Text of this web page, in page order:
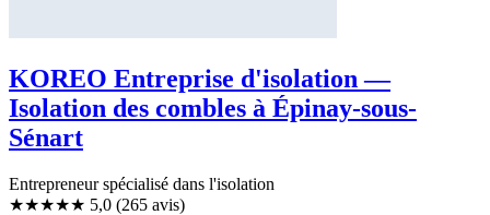
KOREO Entreprise d'isolation —
Isolation des combles à Épinay-sous-
Sénart
Entrepreneur spécialisé dans l'isolation
★★★★★ 5,0 (265 avis)